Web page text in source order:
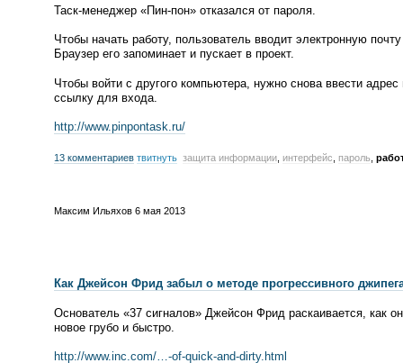
Таск-менеджер «Пин-пон» отказался от пароля.
Чтобы начать работу, пользователь вводит электронную
Браузер его запоминает и пускает в проект.
Чтобы войти с другого компьютера, нужно снова ввести
ссылку для входа.
http://www.pinpontask.ru/
13 комментариев твитнуть защита информации интерфейс пароль
Максим Ильяхов 6 мая 2013
Как Джейсон Фрид забыл о методе прогрессивного
Основатель «37 сигналов» Джейсон Фрид раскаивается, как
новое грубо и быстро.
http://www.inc.com/…-of-quick-and-dirty.html